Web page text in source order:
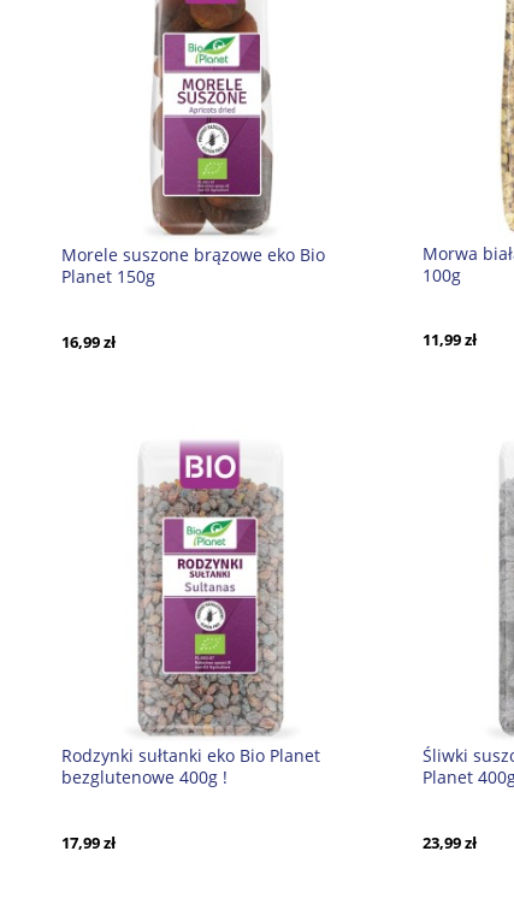
Morele suszone brązowe eko Bio
Planet 150g
16,99 zł
Morwa
100g
11,99 zł
Rodzynki sułtanki eko Bio Planet
bezglutenowe 400g !
17,99 zł
Śliwki
Planet
23,99 zł